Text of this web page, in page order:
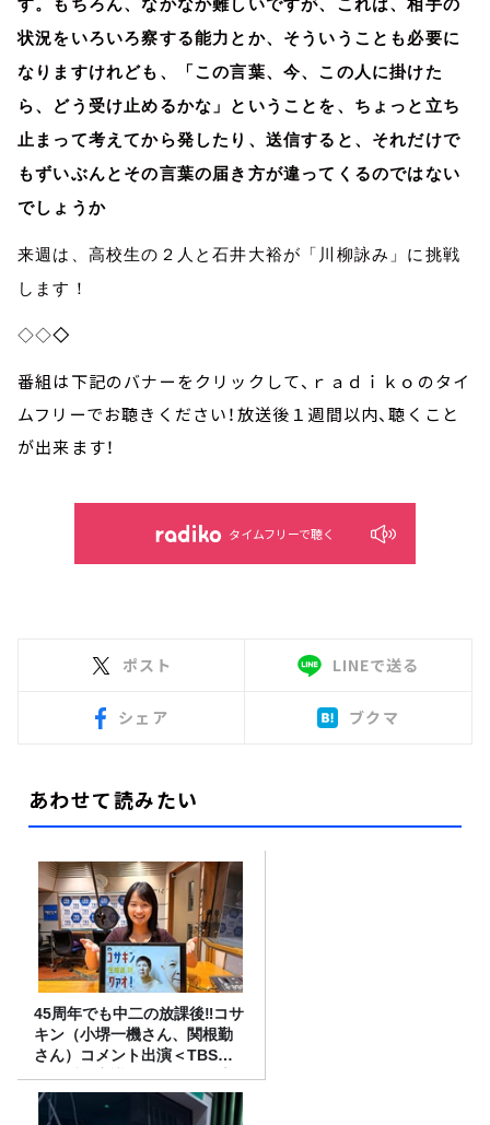
す。もちろん、なかなか難しいですが、これは、相手の
状況をいろいろ察する能力とか、そういうことも必要に
なりますけれども、「この言葉、今、この人に掛けた
ら、どう受け止めるかな」ということを、ちょっと立ち
止まって考えてから発したり、送信すると、それだけで
もずいぶんとその言葉の届き方が違ってくるのではない
でしょうか
来週は、高校生の２人と石井大裕が「川柳詠み」に挑戦
します！
◇◇◇
番組は下記のバナーをクリックして、ｒａｄｉｋｏのタイ
ムフリーでお聴きください！放送後１週間以内、聴くこと
が出来ます！
タイムフリーで聴く
ポスト LINEで送る
シェア ブクマ
あわせて読みたい
45周年でも中二の放課後‼コサ
キン（小堺一機さん、関根勤
さん）コメント出演＜TBSラ
ジオ番組審議会からのご報告
＞